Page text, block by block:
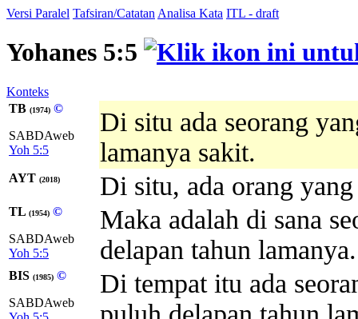
Versi Paralel Tafsiran/Catatan Analisa Kata ITL - draft
Yohanes 5:5
Konteks
TB (1974) ©
SABDAweb
Yoh 5:5
Di situ ada seorang
lamanya sakit.
AYT (2018) Di situ, ada orang
TL (1954) ©
SABDAweb
Yoh 5:5
Maka adalah di sana
delapan tahun lamanya.
BIS (1985) ©
SABDAweb
Di tempat itu ada